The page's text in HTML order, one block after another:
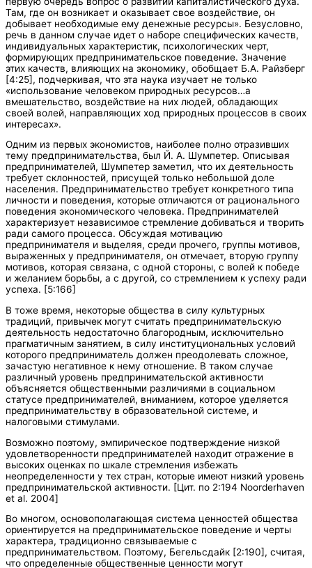
Там, где он возникает и оказывает свое воздействие, он
добывает необходимые ему денежные ресурсы». Безусловно,
речь в данном случае идет о наборе специфических качеств,
индивидуальных характеристик, психологических черт,
формирующих предпринимательское поведение. Значение
этих качеств, влияющих на экономику, обобщает Б.А. Райзберг
[4:25], подчеркивая, что эта наука изучает не только
«использование человеком природных ресурсов…а
вмешательство, воздействие на них людей, обладающих
своей волей, направляющих ход природных процессов в своих
интересах».
Одним из первых экономистов, наиболее полно отразивших
тему предпринимательства, был Й. А. Шумпетер. Описывая
предпринимателей, Шумпетер заметил, что их деятельность
требует склонностей, присущей только небольшой доле
населения. Предпринимательство требует конкретного типа
личности и поведения, которые отличаются от рационального
поведения экономического человека. Предпринимателей
характеризует независимое стремление добиваться и творить
ради самого процесса. Обсуждая мотивацию
предпринимателя и выделяя, среди прочего, группы мотивов,
выраженных у предпринимателя, он отмечает, вторую группу
мотивов, которая связана, с одной стороны, с волей к победе
и желанием борьбы, а с другой, со стремлением к успеху ради
успеха. [5:166]
В тоже время, некоторые общества в силу культурных
традиций, привычек могут считать предпринимательскую
деятельность недостаточно благородным, исключительно
прагматичным занятием, в силу институциональных условий
которого предприниматель должен преодолевать сложное,
зачастую негативное к нему отношение. В таком случае
различный уровень предпринимательской активности
объясняется общественными различиями в социальном
статусе предпринимателей, вниманием, которое уделяется
предпринимательству в образовательной системе, и
налоговыми стимулами.
Возможно поэтому, эмпирическое подтверждение низкой
удовлетворенности предпринимателей находит отражение в
высоких оценках по шкале стремления избежать
неопределенности у тех стран, которые имеют низкий уровень
предпринимательской активности. [Цит. по 2:194 Noorderhaven
et al. 2004]
Во многом, основополагающая система ценностей общества
ориентируется на предпринимательское поведение и черты
характера, традиционно связываемые с
предпринимательством. Поэтому, Бегельсдайк [2:190], считая,
что определенные общественные ценности могут